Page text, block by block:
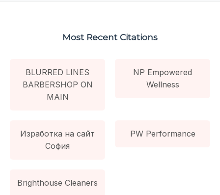
Most Recent Citations
BLURRED LINES
BARBERSHOP ON
MAIN
NP Empowered
Wellness
Изработка на сайт
София
PW Performance
Brighthouse Cleaners